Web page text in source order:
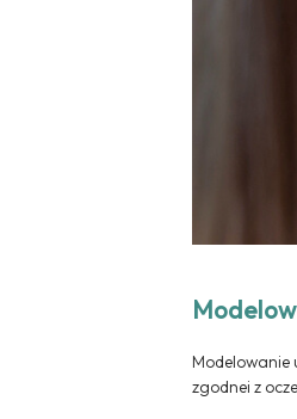
Modelowanie
zgodnei z